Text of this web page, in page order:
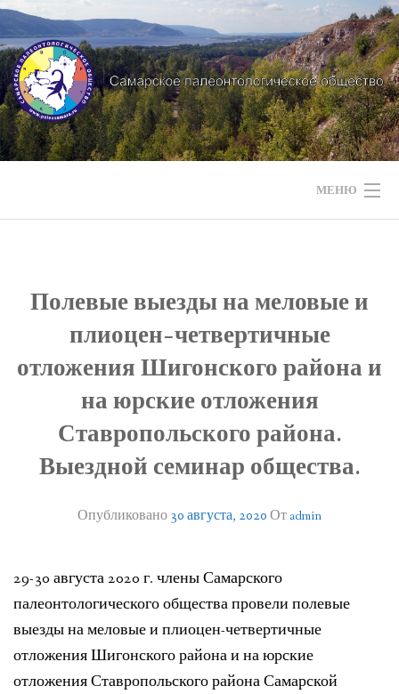
Перейти
содержимому
МЕНЮ
НАШИ МЕРОПРИЯТИЯ
НАШИ ЭКСПЕДИЦИИ
СТРАТИГРАФИЯ РЕГИОНА
ГРУППА ВКОНТАКТЕ
НАШИ НАХОДКИ
ПОЗДРАВЛЕНИЯ
Полевые выезды на меловые и
плиоцен-четвертичные
отложения Шигонского района и
на юрские отложения
Ставропольского района.
Выездной семинар общества.
Опубликовано30 августа, 2020От admin
29-30 августа 2020 г. члены Самарского
палеонтологического общества провели полевые
выезды на меловые и плиоцен-четвертичные
отложения Шигонского района и на юрские
отложения Ставропольского района Самарской